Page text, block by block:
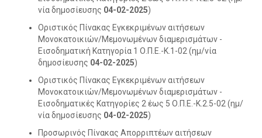
νία δημοσίευσης 04-02-2025)
Οριστικός Πίνακας Εγκεκριμένων αιτήσεων
Μονοκατοικιών/Μεμονωμένων διαμερισμάτων -
Εισοδηματική Κατηγορία 1 Ο.Π.Ε.-Κ.1-02 (ημ/νία
δημοσίευσης 04-02-2025)
Οριστικός Πίνακας Εγκεκριμένων αιτήσεων
Μονοκατοικιών/Μεμονωμένων διαμερισμάτων -
Εισοδηματικές Κατηγορίες 2 έως 5 Ο.Π.Ε.-Κ.2.5-02 (ημ/
νία δημοσίευσης 04-02-2025)
Προσωρινός Πίνακας Απορριπτέων αιτήσεων